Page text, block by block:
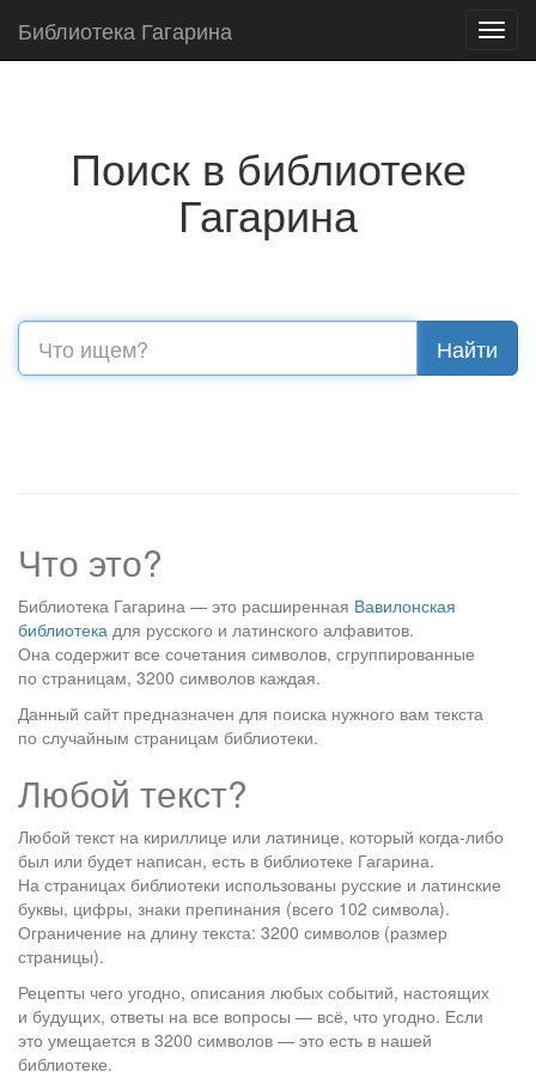
Библиотека Гагарина
Поиск в библиотеке
Гагарина
Найти
Что это?
Библиотека Гагарина — это расширенная Вавилонская
библиотека для русского и латинского алфавитов.
Она содержит все сочетания символов, сгруппированные
по страницам, 3200 символов каждая.
Данный сайт предназначен для поиска нужного вам текста
по случайным страницам библиотеки.
Любой текст?
Любой текст на кириллице или латинице, который когда-либо
был или будет написан, есть в библиотеке Гагарина.
На страницах библиотеки использованы русские и латинские
буквы, цифры, знаки препинания (всего 102 символа).
Ограничение на длину текста: 3200 символов (размер
страницы).
Рецепты чего угодно, описания любых событий, настоящих
и будущих, ответы на все вопросы — всё, что угодно. Если
это умещается в 3200 символов — это есть в нашей
библиотеке.